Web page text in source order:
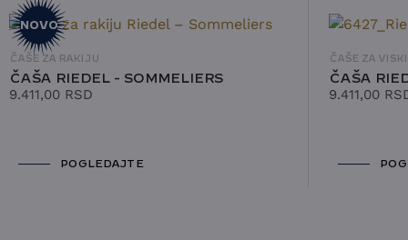
NOVO
ČAŠE ZA RAKIJU
ČAŠA RIEDEL - SOMMELIERS
9.411,00 RSD
POGLEDAJTE
ČAŠE ZA VISKI
ČAŠA
9.411,00